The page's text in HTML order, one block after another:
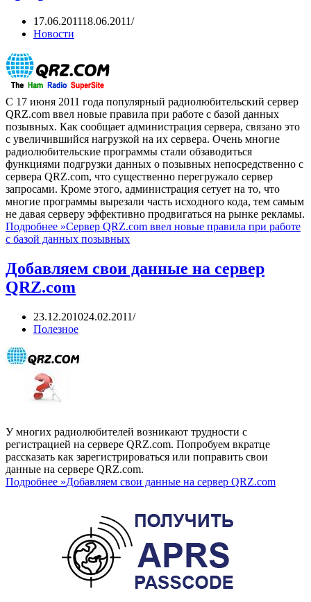
17.06.201118.06.2011
Новости
С 17 июня 2011 года популярный радиолюбительский сервер
QRZ.com ввел новые правила при работе с базой данных
позывных. Как сообщает администрация сервера, связано это
с увеличившийся нагрузкой на их сервера. Очень многие
радиолюбительские программы стали обзаводиться
функциями подгрузки данных о позывных непосредственно с
сервера QRZ.com, что существенно перегружало сервер
запросами. Кроме этого, администрация сетует на то, что
многие программы вырезали часть исходного кода, тем самым
не давая серверу эффективно продвигаться на рынке рекламы.
Подробнее »Сервер QRZ.com ввел новые правила при работе
с базой данных позывных
Добавляем свои данные на сервер
QRZ.com
23.12.201024.02.2011
Полезное
У многих радиолюбителей возникают трудности с
регистрацией на сервере QRZ.com. Попробуем вкратце
рассказать как зарегистрироваться или поправить свои
данные на сервере QRZ.com.
Подробнее »Добавляем свои данные на сервер QRZ.com